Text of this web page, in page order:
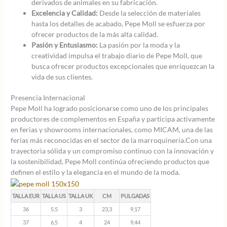
derivados de animales en su fabricación.
Excelencia y Calidad: Desde la selección de materiales
hasta los detalles de acabado, Pepe Moll se esfuerza por
ofrecer productos de la más alta calidad.
Pasión y Entusiasmo: La pasión por la moda y la
creatividad impulsa el trabajo diario de Pepe Moll, que
busca ofrecer productos excepcionales que enriquezcan la
vida de sus clientes.
Presencia Internacional
Pepe Moll ha logrado posicionarse como uno de los principales
productores de complementos en España y participa activamente
en ferias y showrooms internacionales, como MICAM, una de las
ferias más reconocidas en el sector de la marroquinería.Con una
trayectoria sólida y un compromiso continuo con la innovación y
la sostenibilidad, Pepe Moll continúa ofreciendo productos que
definen el estilo y la elegancia en el mundo de la moda.
TALLA EUR TALLA US TALLA UK CM
PULGADAS
36
5,5 3 23,3
9,17
37
6,5 4 24
9,44